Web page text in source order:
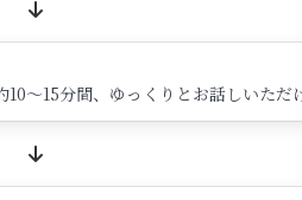
～15分間、ゆっくりとお話しいただ